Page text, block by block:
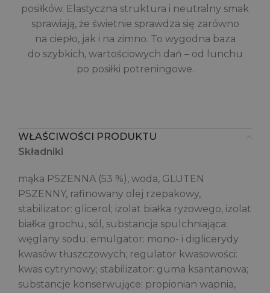
posiłków. Elastyczna struktura i neutralny smak
sprawiają, że świetnie sprawdza się zarówno
na ciepło, jak i na zimno. To wygodna baza
do szybkich, wartościowych dań – od lunchu
po posiłki potreningowe.
WŁAŚCIWOŚCI PRODUKTU
Składniki
mąka PSZENNA (53 %), woda, GLUTEN
PSZENNY, rafinowany olej rzepakowy,
stabilizator: glicerol; izolat białka ryżowego, izolat
białka grochu, sól, substancja spulchniająca:
węglany sodu; emulgator: mono- i diglicerydy
kwasów tłuszczowych; regulator kwasowości:
kwas cytrynowy; stabilizator: guma ksantanowa;
substancje konserwujące: propionian wapnia,